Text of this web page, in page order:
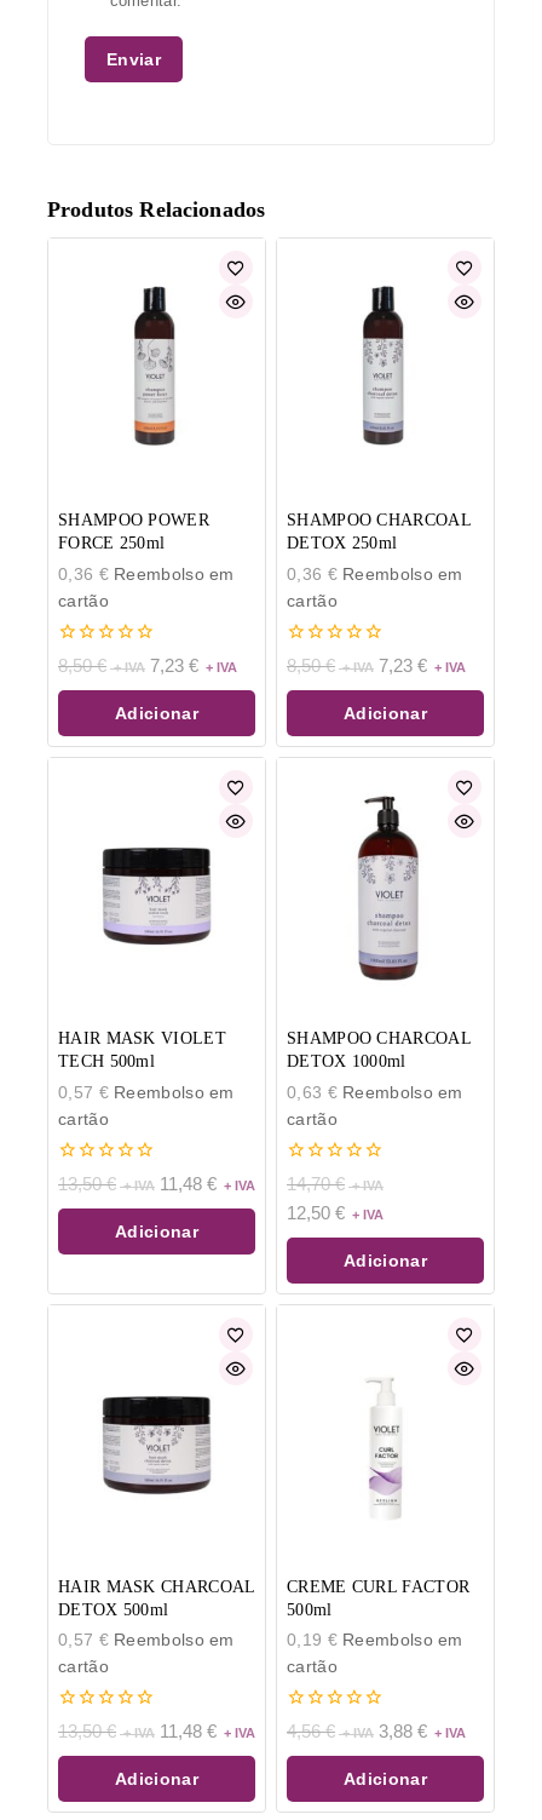
Produtos Relacionados
SHAMPOO POWER
FORCE 250ml
0,36 €Reembolso em
cartão
0
de
5
8,50€ 7,23 €
Adicionar
SHAMPOO CHARCOAL
DETOX 250ml
0,36 €Reembolso em
cartão
0
de
5
8,50€ 7,23 €
Adicionar
HAIR MASK VIOLET
TECH 500ml
0,57 €Reembolso em
cartão
0
de
5
13,50€ 11,48 €
Adicionar
SHAMPOO CHARCOAL
DETOX 1000ml
0,63 €Reembolso em
cartão
0
de
5
14,70€
12,50 €
Adicionar
HAIR MASK CHARCOAL
DETOX 500ml
0,57 €Reembolso em
cartão
0
de
5
13,50€ 11,48 €
Adicionar
CREME CURL FACTOR
500ml
0,19 €Reembolso em
cartão
0
de
5
4,56€ 3,88 €
Adicionar